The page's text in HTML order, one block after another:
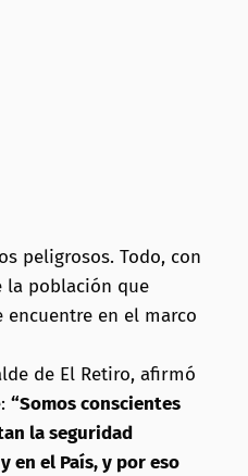
peligrosos. Todo, con
la población que
en el marco
de El Retiro, afirmó
“Somos conscientes
la seguridad
en el País, y por eso